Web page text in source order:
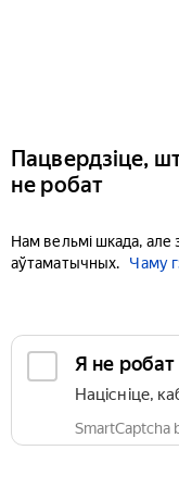
Пацвердзіце,
не робат
Нам вельмі шкада,
аўтаматычных.
Чаму
Я не робат
Націсніце,
SmartCaptcha